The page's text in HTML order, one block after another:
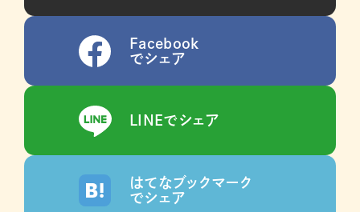
Facebook
でシェア
LINEでシェア
はてなブックマーク
でシェア